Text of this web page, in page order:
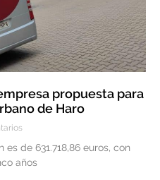
propuesta para
de Haro
de 631.718,86 euros, con
años